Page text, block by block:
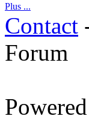
Plus ...
Contact
Forum